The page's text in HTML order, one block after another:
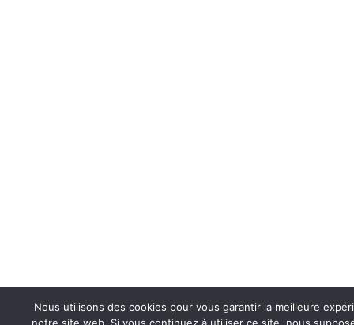
Nous utilisons des cookies pour vous garantir la meilleure